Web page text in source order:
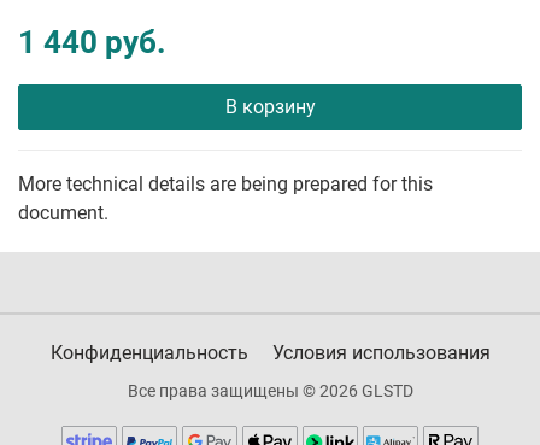
1 440 руб.
В корзину
More technical details are being prepared for this
document.
Конфиденциальность Условия использования
Все права защищены © 2026 GLSTD